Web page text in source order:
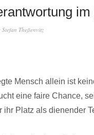
Stefan Theßenvitz
Mensch allein ist
eine faire Chance,
ihr Platz als dienender